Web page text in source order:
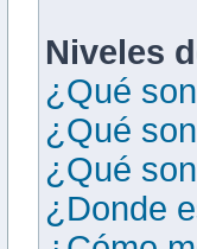
Niveles
¿Qué
¿Qué
¿Qué
¿Donde